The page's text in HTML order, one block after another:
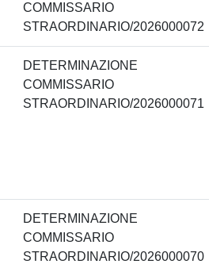
COMMISSARIO
STRAORDINARIO/2026000072
DETERMINAZIONE
COMMISSARIO
STRAORDINARIO/2026000071
DETERMINAZIONE
COMMISSARIO
STRAORDINARIO/2026000070